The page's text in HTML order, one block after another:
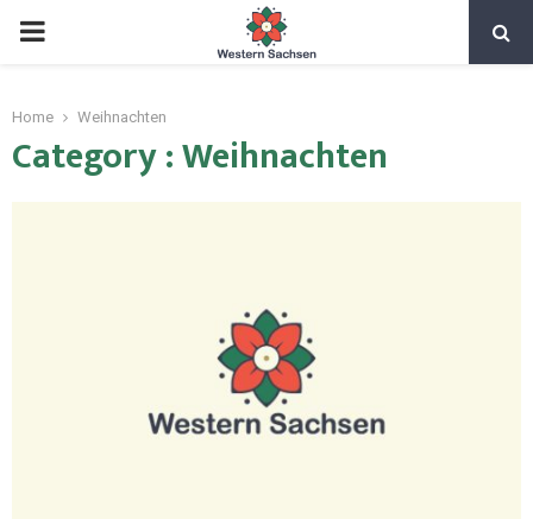
Home Weihnachten
Category : Weihnachten